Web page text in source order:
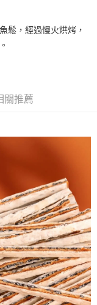
方式。 讓您購物簡單
至「AFTEE先享後付」
帳。
結，可透過四大超商／
完成。
需要取消訂單，請聯絡
效，需透過AFTEE先享
鬆，經過慢火烘烤，
關推薦